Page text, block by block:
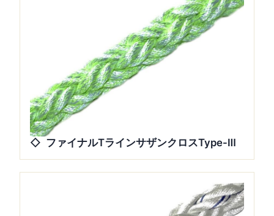
ファイナルTラインサザンクロスType-Ⅲ